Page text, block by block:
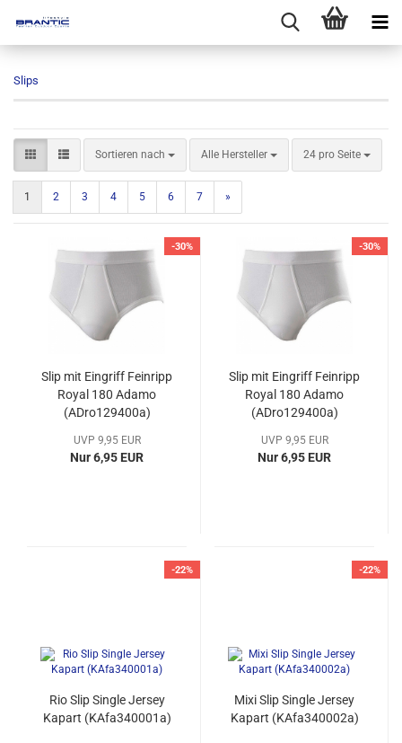
Slips
Sortieren nach
Sortieren nach Alle Hersteller 24 pro Seite
pro Seite
1 2 3 4 5 6 7 »
-30%
Slip mit Eingriff Feinripp
Royal 180 Adamo
(ADro129400a)
UVP 9,95 EUR
Nur 6,95 EUR
-30%
Slip mit Eingriff Feinripp
Royal 180 Adamo
(ADro129400a)
UVP 9,95 EUR
Nur 6,95 EUR
-22%
Rio Slip Single Jersey
Kapart (KAfa340001a)
-22%
Mixi Slip Single Jersey
Kapart (KAfa340002a)